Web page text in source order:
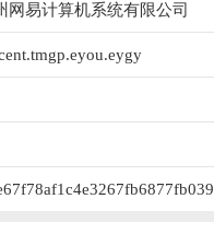
网易计算机系统有限公司